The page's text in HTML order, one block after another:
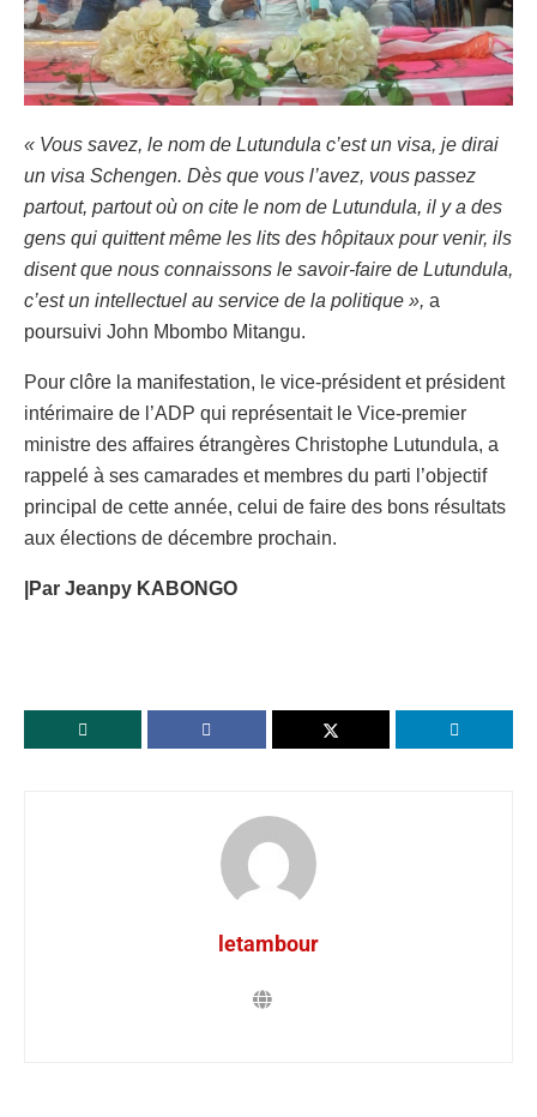
« Vous savez, le nom de Lutundula c’est un visa, je dirai
un visa Schengen. Dès que vous l’avez, vous passez
partout, partout où on cite le nom de Lutundula, il y a des
gens qui quittent même les lits des hôpitaux pour venir, ils
disent que nous connaissons le savoir-faire de Lutundula,
c’est un intellectuel au service de la politique », a
poursuivi John Mbombo Mitangu.
Pour clôre la manifestation, le vice-président et président
intérimaire de l’ADP qui représentait le Vice-premier
ministre des affaires étrangères Christophe Lutundula, a
rappelé à ses camarades et membres du parti l’objectif
principal de cette année, celui de faire des bons résultats
aux élections de décembre prochain.
|Par Jeanpy KABONGO
letambour